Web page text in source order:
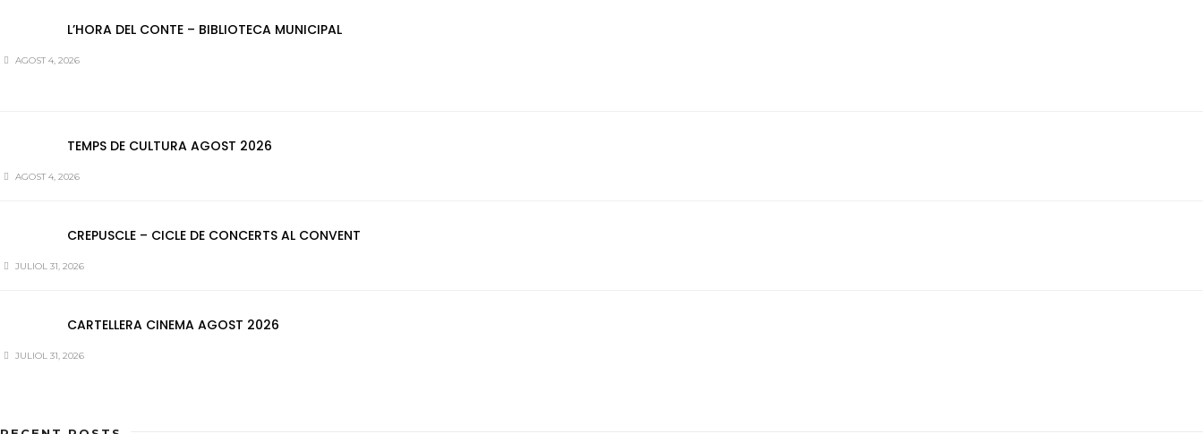
L’HORA DEL CONTE – BIBLIOTECA MUNICIPAL
AGOST 4, 2026
TEMPS DE CULTURA AGOST 2026
AGOST 4, 2026
CREPUSCLE – CICLE DE CONCERTS AL CONVENT
JULIOL 31, 2026
CARTELLERA CINEMA AGOST 2026
JULIOL 31, 2026